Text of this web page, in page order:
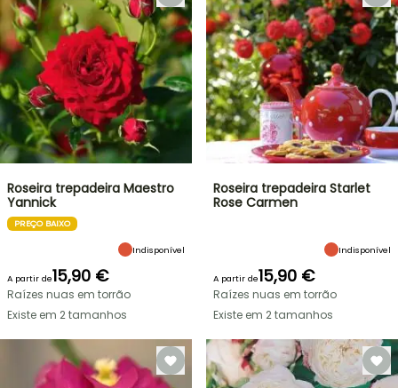
Roseira trepadeira Maestro
Yannick
PREÇO BAIXO
Indisponível
A partir de15,90 €
Raízes nuas em torrão
Existe em 2 tamanhos
Roseira trepadeira Starlet
Rose Carmen
Indisponível
A partir de15,90 €
Raízes nuas em torrão
Existe em 2 tamanhos